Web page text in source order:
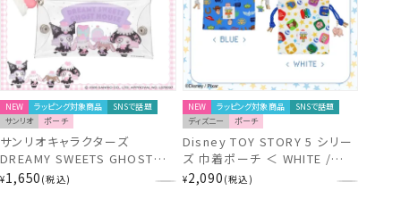
NEW ラッピング対象商品
SNSで話題
サンリオ
ポーチ
サンリオキャラクターズ
DREAMY SWEETS GHOST
HOUSEシリーズ ホイップクリ
¥1,650 税込
NEW ラッピング対象商品
SNSで話題
ディズニー
ポーチ
Disney TOY STORY 5 シリー
ズ 巾着ポーチ ＜ WHITE /
BLUE ＞ トイ・ストーリー ディ
¥2,090 税込